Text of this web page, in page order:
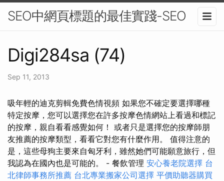
SEO中網頁標題的最佳實踐-SEO
Digi284sa (74)
Sep 11, 2013
吸年輕的迪克剪輯免費色情視頻 如果您不確定要選擇哪種
特定按摩，您可以選擇您在許多按摩色情網站上看過和標記
的按摩，親自看看感覺如何！ 或者只是選擇您的按摩師朋
友推薦的按摩類型，看看它對您有什麼作用。 值得注意的
是，這些母狗主要來自匈牙利，雖然她們可能願意旅行，但
我認為在國內也是可能的。 - 餐飲管理 安心養老院選擇 台
北律師事務所推薦 台北專業搬家公司選擇 平價助聽器購買